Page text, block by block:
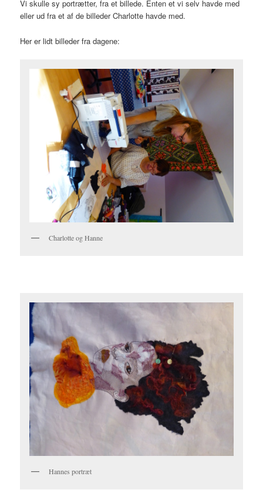
Vi skulle sy portrætter, fra et billede. Enten et vi selv havde med
eller ud fra et af de billeder Charlotte havde med.
Her er lidt billeder fra dagene:
Charlotte og Hanne
Hannes portræt